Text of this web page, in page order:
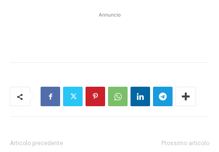
Annuncio
Articolo precedente Prossimo articolo